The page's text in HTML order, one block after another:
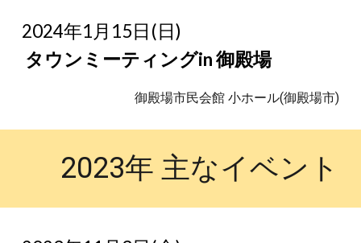
2024年1月15日(日)
タウンミーティングin 御殿場
御殿場市民会館 小ホール(御殿場市)
2023年 主なイベント